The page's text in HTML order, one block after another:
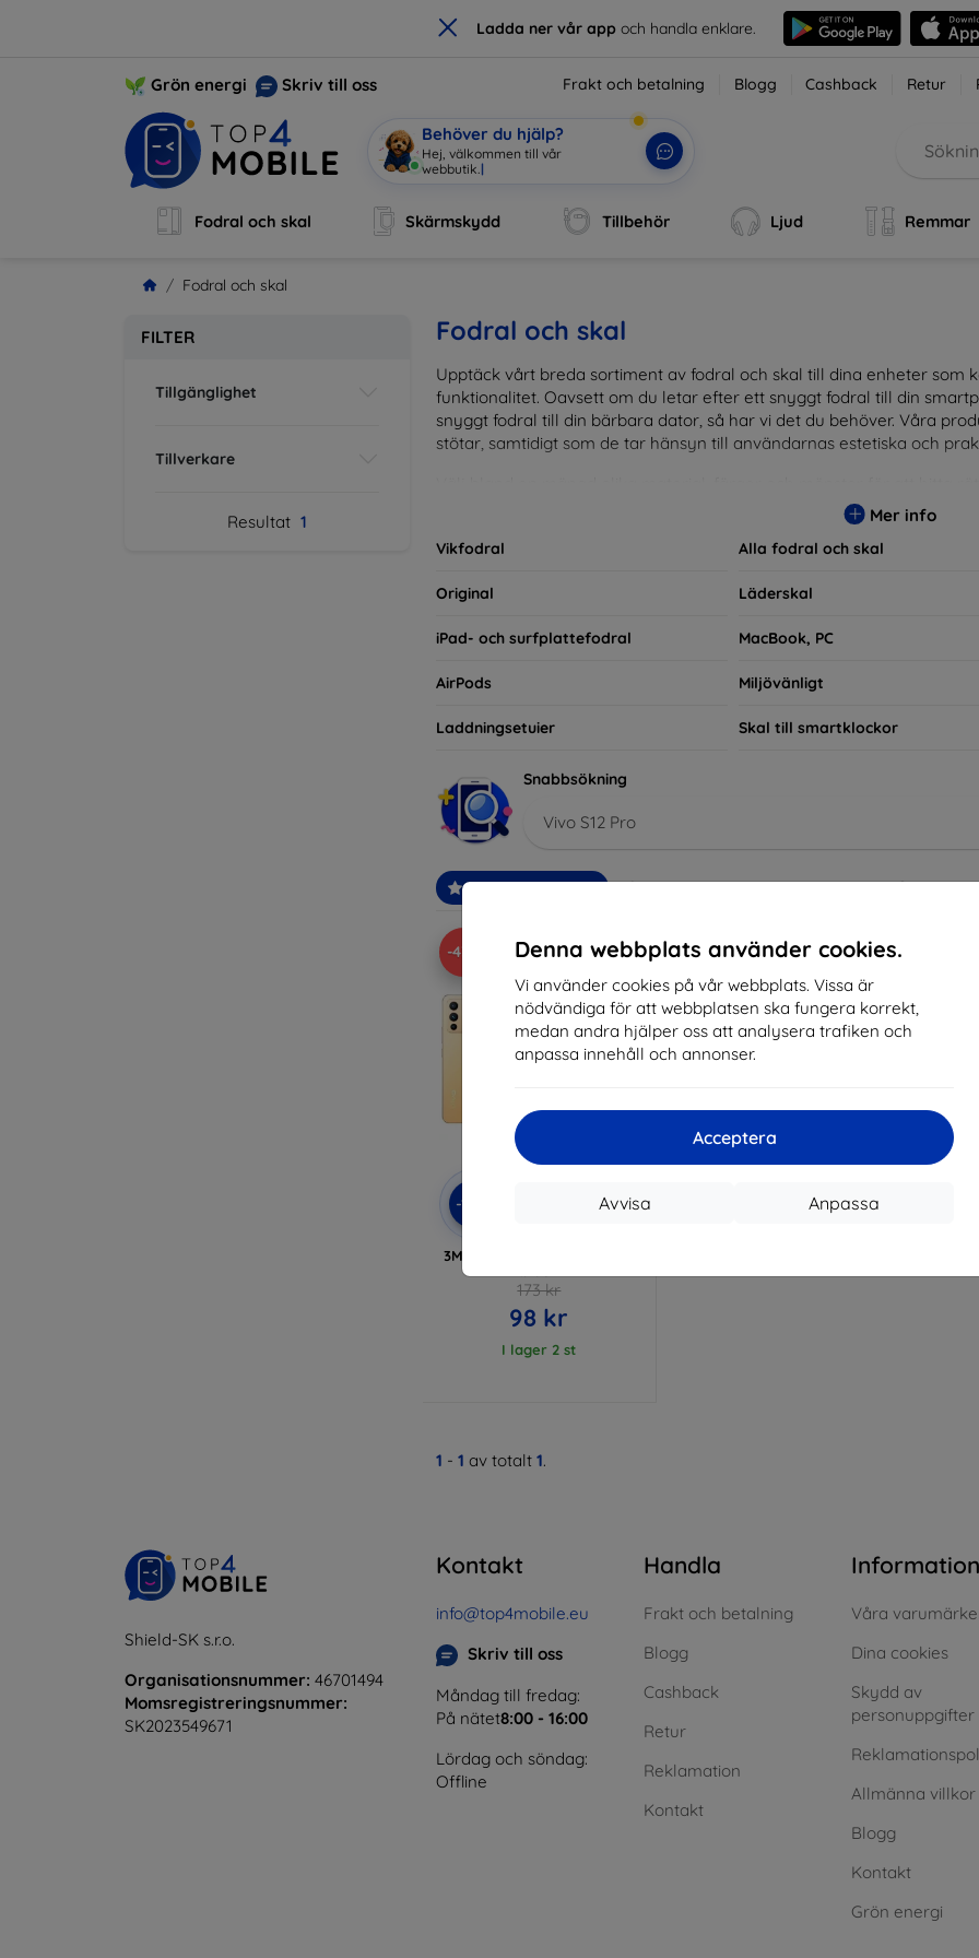
× Ladda ner vår app och handla enklare.
Denna webbplats använder cookies.
Vi använder cookies på vår webbplats. Vissa är
nödvändiga för att webbplatsen ska fungera korrekt,
medan andra hjälper oss att analysera trafiken och
anpassa innehåll och annonser.
Acceptera
Anpassa
Avvisa
Grön energi Skriv till oss Frakt och betalning Blogg Cashback Retur
Behöver du hjälp?
Hej, välkommen till vår
webbutik. |
Fodral och skal Skärmskydd Tillbehör Ljud Remmar
Fodral och skal
FILTER
Tillgänglighet
Tillverkare
Resultat 1
Fodral och skal
Upptäck vårt breda sortiment av fodral och skal till dina enheter som
funktionalitet. Oavsett om du letar efter ett snyggt fodral till din
snyggt fodral till din bärbara dator, så har vi det du behöver. Våra
stötar, samtidigt som de tar hänsyn till användarnas estetiska och
inte bara praktiska utan också moderiktiga, vilket gör dem till en
eller de som bara vill skydda sin investering, vi finns här för dig.
Mer info
Vikfodral Alla fodral och skal
Original Läderskal
iPad- och surfplattefodral MacBook, PC
AirPods Miljövänligt
Laddningsetuier Skal till smartklockor
Snabbsökning
Vivo S12 Pro
Rekommenderade Bästsäljare Billig Dyrt Nedsatt
-43%
-10% EXTRA10
3MK Matt Case Vivo S12 Pro
173 kr
98 kr
I lager 2 st
1 - 1 av totalt 1.
Shield-SK s.r.o.
Organisationsnummer: 46701494
Momsregistreringsnummer:
SK2023549671
Kontakt
info@top4mobile.eu
Skriv till oss
Måndag till fredag:
På nätet8:00 - 16:00
Lördag och söndag:
Offline
Handla
Frakt och betalning
Blogg
Cashback
Retur
Reklamation
Kontakt
Information
Våra
Dina cookies
Skydd av
personuppgifter
Allmänna villkor
Blogg
Kontakt
Grön energi